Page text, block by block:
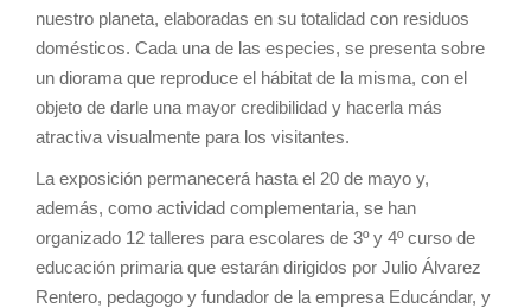
nuestro planeta, elaboradas en su totalidad con residuos
domésticos. Cada una de las especies, se presenta sobre
un diorama que reproduce el hábitat de la misma, con el
objeto de darle una mayor credibilidad y hacerla más
atractiva visualmente para los visitantes.
La exposición permanecerá hasta el 20 de mayo y,
además, como actividad complementaria, se han
organizado 12 talleres para escolares de 3º y 4º curso de
educación primaria que estarán dirigidos por Julio Álvarez
Rentero, pedagogo y fundador de la empresa Educándar, y